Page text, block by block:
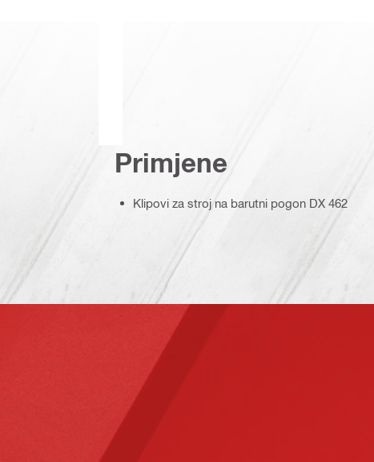
Primjene
Klipovi za stroj na barutni pogon DX 462